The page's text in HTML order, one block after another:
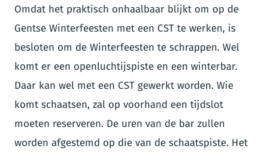
Omdat het praktisch onhaalbaar blijkt om op de
Gentse Winterfeesten met een CST te werken, is
besloten om de Winterfeesten te schrappen. Wel
komt er een openluchtijspiste en een winterbar.
Daar kan wel met een CST gewerkt worden. Wie
komt schaatsen, zal op voorhand een tijdslot
moeten reserveren. De uren van de bar zullen
worden afgestemd op die van de schaatspiste. Het